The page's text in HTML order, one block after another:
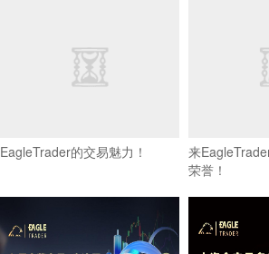
EagleTrader的交易魅力！
来
荣誉！